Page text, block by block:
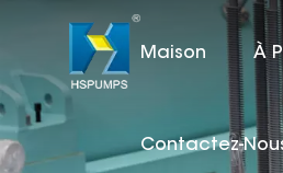
Maison À
Contactez-